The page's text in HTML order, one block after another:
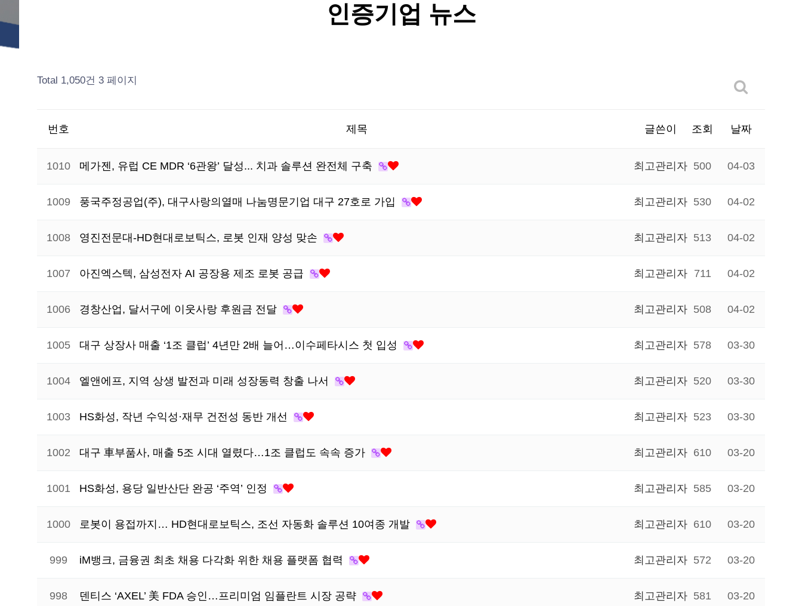
인증기업 뉴스
Total 1,050건 3 페이지
번호 제목 글쓴이 조회 날짜
1010 메가젠, 유럽 CE MDR ‘6관왕’ 달성... 치과 솔루션 완전체 구축 최고관리자 500 04-03
1009 풍국주정공업(주), 대구사랑의열매 나눔명문기업 대구 27호로 가입 최고관리자 530 04-02
1008 영진전문대-HD현대로보틱스, 로봇 인재 양성 맞손 최고관리자 513 04-02
1007 아진엑스텍, 삼성전자 AI 공장용 제조 로봇 공급 최고관리자 711 04-02
1006 경창산업, 달서구에 이웃사랑 후원금 전달 최고관리자 508 04-02
1005 대구 상장사 매출 ‘1조 클럽’ 4년만 2배 늘어…이수페타시스 첫 입성 최고관리자 578 03-30
1004 엘앤에프, 지역 상생 발전과 미래 성장동력 창출 나서 최고관리자 520 03-30
1003 HS화성, 작년 수익성·재무 건전성 동반 개선 최고관리자 523 03-30
1002 대구 車부품사, 매출 5조 시대 열렸다…1조 클럽도 속속 증가 최고관리자 610 03-20
1001 HS화성, 용당 일반산단 완공 ‘주역’ 인정 최고관리자 585 03-20
1000 로봇이 용접까지… HD현대로보틱스, 조선 자동화 솔루션 10여종 개발 최고관리자 610 03-20
999 iM뱅크, 금융권 최초 채용 다각화 위한 채용 플랫폼 협력 최고관리자 572 03-20
998 덴티스 ‘AXEL’ 美 FDA 승인…프리미엄 임플란트 시장 공략 최고관리자 581 03-20